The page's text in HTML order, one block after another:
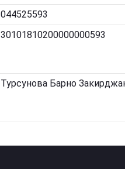
044525593
30101810200000000593
Турсунова Барно